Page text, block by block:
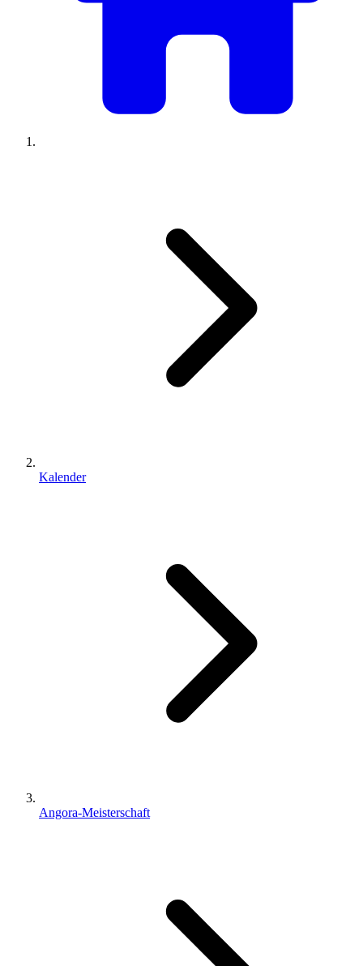
Kalender
Angora-Meisterschaft